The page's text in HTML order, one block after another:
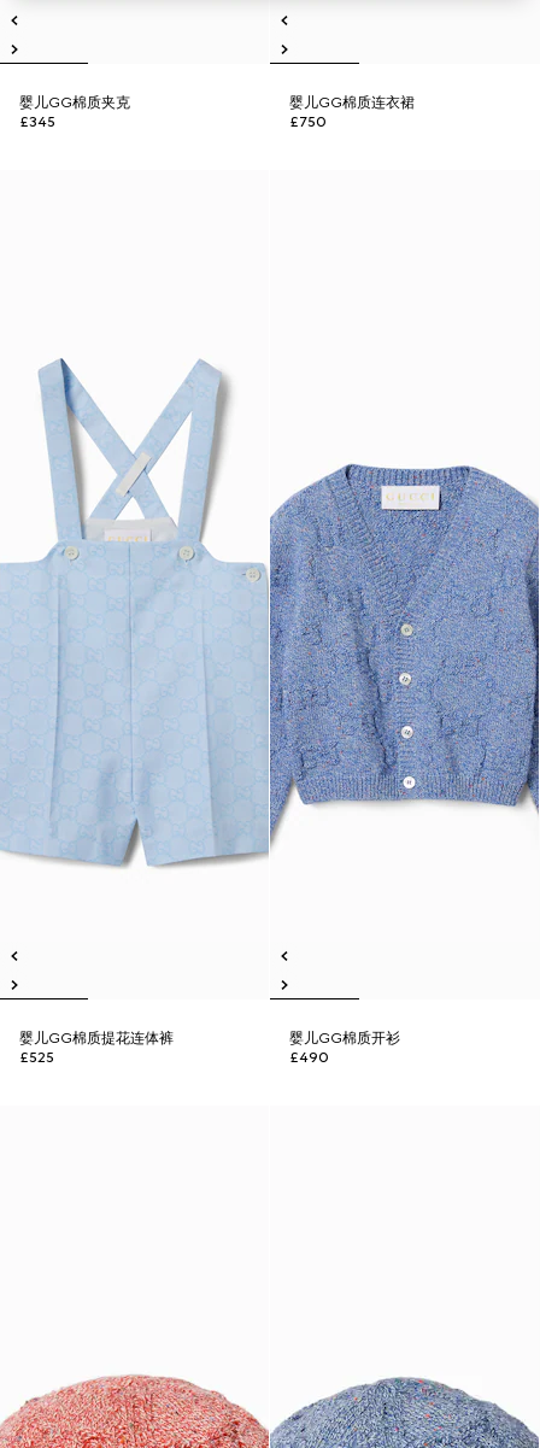
婴儿GG棉质夹克
£345
婴儿GG棉质连衣裙
£750
婴儿GG棉质提花连体裤
£525
婴儿GG棉质开衫
£490